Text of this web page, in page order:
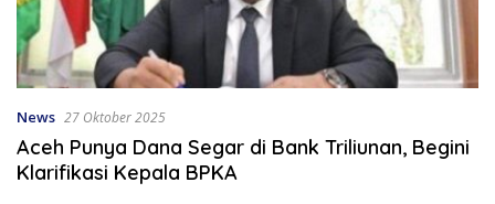
News 27 Oktober 2025
Aceh Punya Dana Segar di Bank Triliunan, Begini
Klarifikasi Kepala BPKA